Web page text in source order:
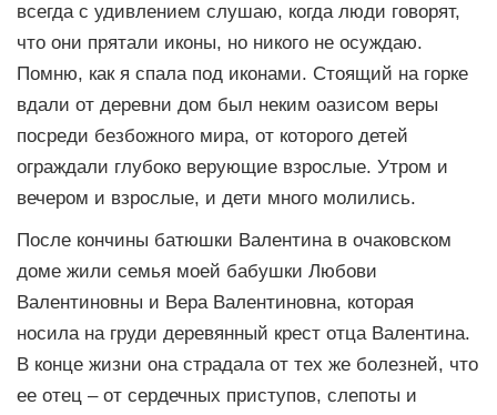
всегда с удивлением слушаю, когда люди говорят,
что они прятали иконы, но никого не осуждаю.
Помню, как я спала под иконами. Стоящий на горке
вдали от деревни дом был неким оазисом веры
посреди безбожного мира, от которого детей
ограждали глубоко верующие взрослые. Утром и
вечером и взрослые, и дети много молились.
После кончины батюшки Валентина в очаковском
доме жили семья моей бабушки Любови
Валентиновны и Вера Валентиновна, которая
носила на груди деревянный крест отца Валентина.
В конце жизни она страдала от тех же болезней, что
ее отец – от сердечных приступов, слепоты и